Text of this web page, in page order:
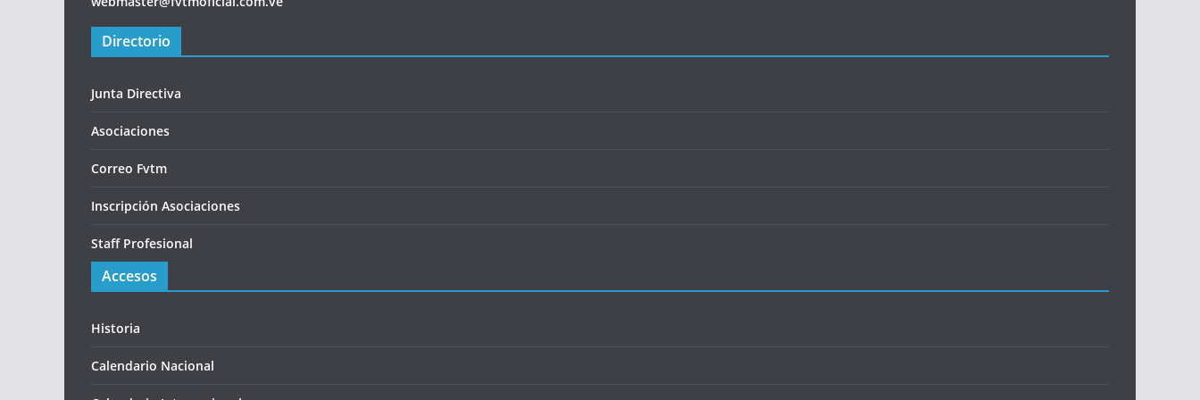
Directorio
Junta Directiva
Asociaciones
Correo Fvtm
Inscripción Asociaciones
Staff Profesional
Accesos
Historia
Calendario Nacional